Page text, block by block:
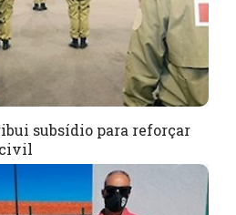
subsídio para reforçar
civil